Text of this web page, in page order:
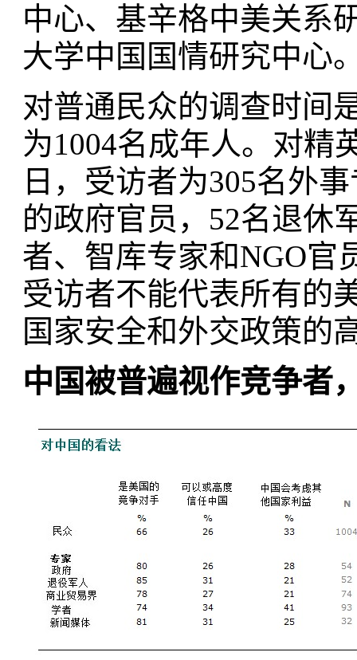
中心、基辛格中美关系
大学中国国情研究中心
对普通民众的调查时间
为1004名成年人。对精
日，受访者为305名外
的政府官员，52名退休
者、智库专家和NGO官
受访者不能代表所有的
国家安全和外交政策的
中国被普遍视作竞争者